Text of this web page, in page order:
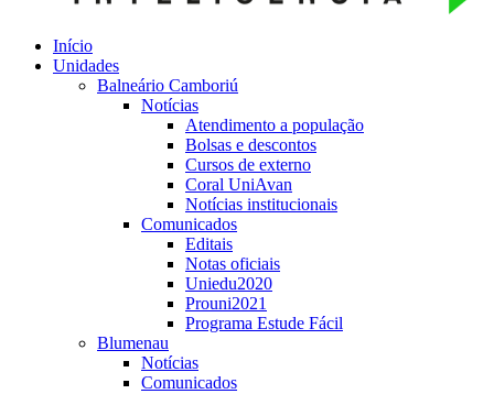
Início
Unidades
Balneário Camboriú
Notícias
Atendimento a população
Bolsas e descontos
Cursos de externo
Coral UniAvan
Notícias institucionais
Comunicados
Editais
Notas oficiais
Uniedu2020
Prouni2021
Programa Estude Fácil
Blumenau
Notícias
Comunicados